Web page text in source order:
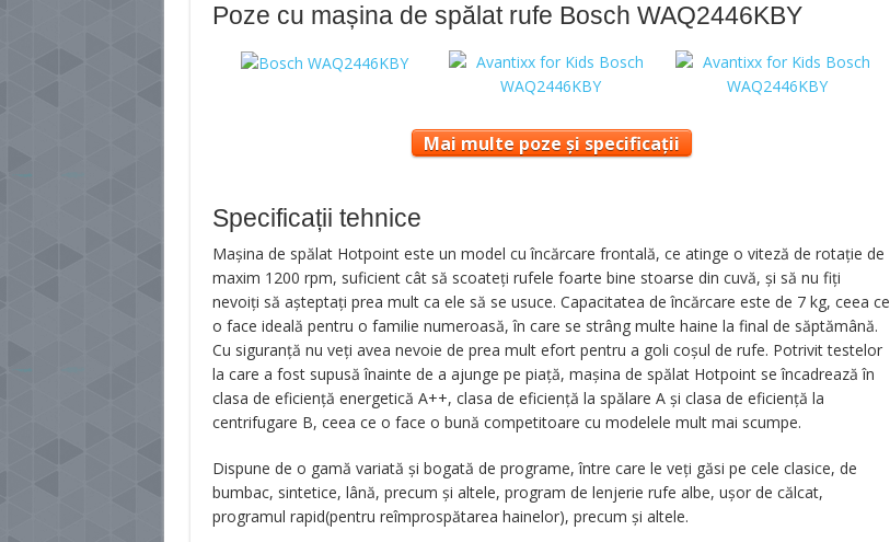
Poze cu mașina de spălat rufe Bosch WAQ2446KBY
Mai multe poze și specificații
Specificații tehnice
Mașina de spălat Hotpoint este un model cu încărcare frontală, ce atinge o viteză de rotație de
maxim 1200 rpm, suficient cât să scoateți rufele foarte bine stoarse din cuvă, și să nu fiți
nevoiți să așteptați prea mult ca ele să se usuce. Capacitatea de încărcare este de 7 kg, ceea ce
o face ideală pentru o familie numeroasă, în care se strâng multe haine la final de săptămână.
Cu siguranță nu veți avea nevoie de prea mult efort pentru a goli coșul de rufe. Potrivit testelor
la care a fost supusă înainte de a ajunge pe piață, mașina de spălat Hotpoint se încadrează în
clasa de eficiență energetică A++, clasa de eficiență la spălare A și clasa de eficiență la
centrifugare B, ceea ce o face o bună competitoare cu modelele mult mai scumpe.
Dispune de o gamă variată și bogată de programe, între care le veți găsi pe cele clasice, de
bumbac, sintetice, lână, precum și altele, program de lenjerie rufe albe, ușor de călcat,
programul rapid(pentru reîmprospătarea hainelor), precum și altele.